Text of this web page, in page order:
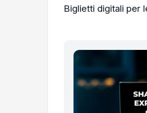
Biglietti digitali per